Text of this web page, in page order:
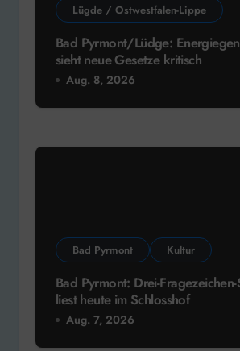
Lügde / Ostwestfalen-Lippe
Bad Pyrmont/Lüdge:
sieht neue Gesetze kritisch
Aug. 8, 2026
Bad Pyrmont Kultur
Bad Pyrmont: Drei-
liest heute im Schlosshof
Aug. 7, 2026